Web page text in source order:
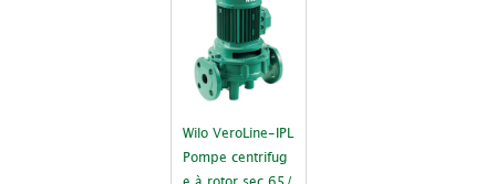
Wilo VeroLine-IPL
Pompe centrifug